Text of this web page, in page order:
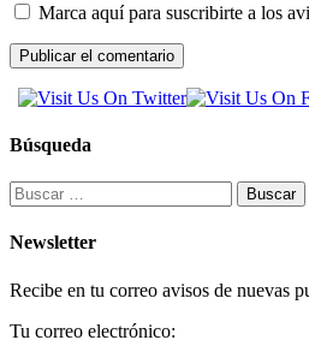
Marca aquí para suscribirte a los
Búsqueda
Buscar:
Newsletter
Recibe en tu correo avisos de nuevas
Tu correo electrónico: